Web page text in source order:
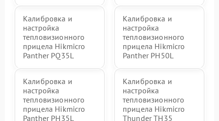
Калибровка и
настройка
тепловизионного
прицела Hikmicro
Panther PQ35L
Калибровка и
настройка
тепловизионного
прицела Hikmicro
Panther PH50L
Калибровка и
настройка
тепловизионного
прицела Hikmicro
Panther PH35L
Калибровка и
настройка
тепловизионного
прицела Hikmicro
Thunder TH35